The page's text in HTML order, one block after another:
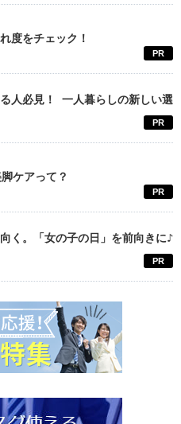
度をチェック！
PR
人必見！ 一人暮らしの新しい選
PR
ケアって？
PR
く。「女の子の日」を前向きに♪
PR